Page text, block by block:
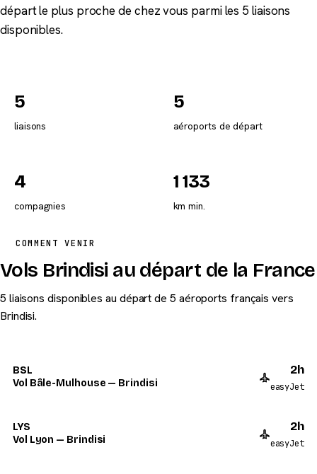
départ le plus proche de chez vous parmi les 5 liaisons
disponibles.
5
liaisons
5
aéroports de départ
4
compagnies
1 133
km min.
COMMENT VENIR
Vols Brindisi au départ de la France
5 liaisons disponibles au départ de 5 aéroports français vers
Brindisi.
BSL
Vol Bâle-Mulhouse — Brindisi
2h
easyJet
LYS
Vol Lyon — Brindisi
2h
easyJet